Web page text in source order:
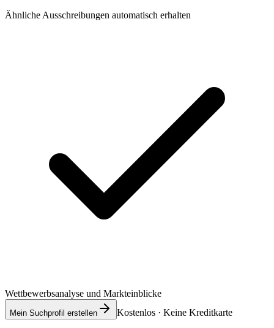
Ähnliche Ausschreibungen automatisch erhalten
Wettbewerbsanalyse und Markteinblicke
Mein Suchprofil erstellen Kostenlos · Keine Kreditkarte